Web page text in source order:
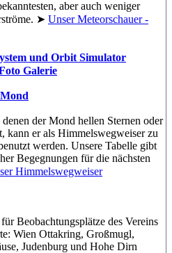
aber auch weniger
➤ Unser Meteorschauer -
und Orbit Simulator
Galerie
der Mond hellen Sternen oder
kann er als Himmelswegweiser zu
werden. Unsere Tabelle gibt
Begegnungen für die nächsten
Himmelswegweiser
Beobachtungsplätze des Vereins
Wien Ottakring, Großmugl,
Judenburg und Hohe Dirn